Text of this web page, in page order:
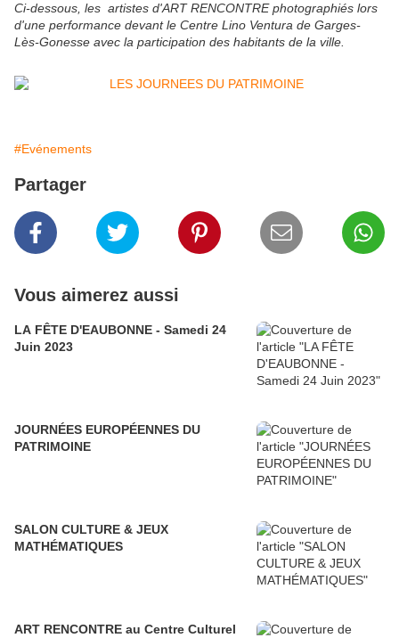
Ci-dessous, les artistes d'ART RENCONTRE photographiés lors
d'une performance devant le Centre Lino Ventura de Garges-
Lès-Gonesse avec la participation des habitants de la ville.
#Evénements
Partager
Vous aimerez aussi
LA FÊTE D'EAUBONNE - Samedi 24
Juin 2023
JOURNÉES EUROPÉENNES DU
PATRIMOINE
SALON CULTURE & JEUX
MATHÉMATIQUES
ART RENCONTRE au Centre Culturel